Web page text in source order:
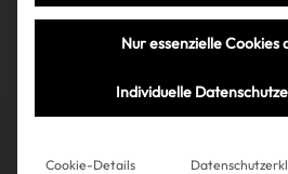
Nur essenzielle Cookies
Individuelle
Cookie-Details